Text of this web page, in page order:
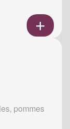
pommes